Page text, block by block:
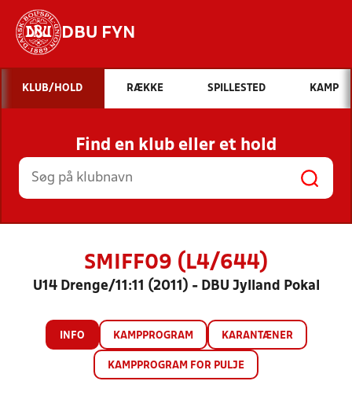
DBU FYN
Hvad vil du søge efter?
INDHOLD OG NYHEDER
STILLINGER, RESULTATER, KLUBBER OG
HOLD
KLUB/HOLD RÆKKE SPILLESTED KAMP
Find en klub eller et hold
SMIFF09 (L4/644)
U14 Drenge/11:11 (2011) - DBU Jylland Pokal
INFO KAMPPROGRAM KARANTÆNER
KAMPPROGRAM FOR PULJE